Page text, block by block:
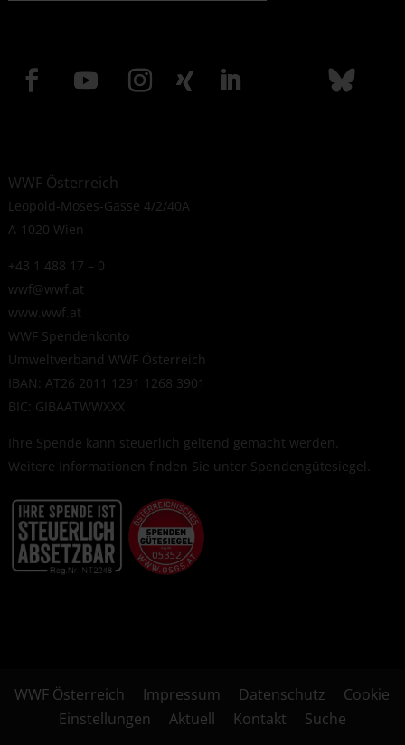
WWF Österreich
Leopold-Moses-Gasse 4/2/40A
A-1020 Wien
+43 1 488 17 – 0
wwf@wwf.at
www.wwf.at
WWF Spendenkonto
Umweltverband WWF Österreich
IBAN: AT26 2011 1291 1268 3901
BIC: GIBAATWWXXX
Ihre Spende kann steuerlich geltend gemacht werden.
Weitere Informationen finden Sie unter Spendengütesiegel.
WWF Österreich Impressum Datenschutz
Cookie
Einstellungen
Aktuell Kontakt Suche